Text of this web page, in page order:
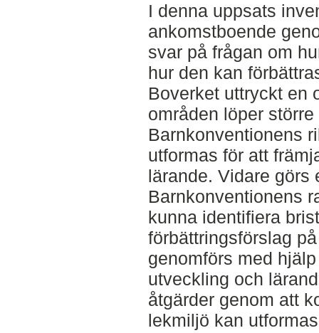
I denna uppsats
ankomstboende
svar på frågan om
hur den kan
Boverket uttryckt en
områden löper
Barnkonventionens
utformas för att
lärande. Vidare görs
Barnkonventionens
kunna identifiera
förbättringsförslag
genomförs med
utveckling och
åtgärder genom att
lekmiljö kan